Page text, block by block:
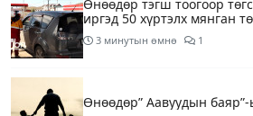
Өнөөдөр тэгш тоогоор
иргэд 50 хүртэлх мянган
3 минутын өмнө 1
Өнөөдөр” Аавуудын